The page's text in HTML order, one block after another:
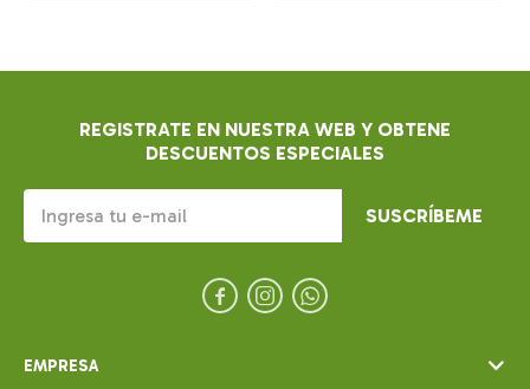
EMPRESA
REGISTRATE EN NUESTRA WEB Y OBTENE
DESCUENTOS ESPECIALES
SUSCRÍBEME
  